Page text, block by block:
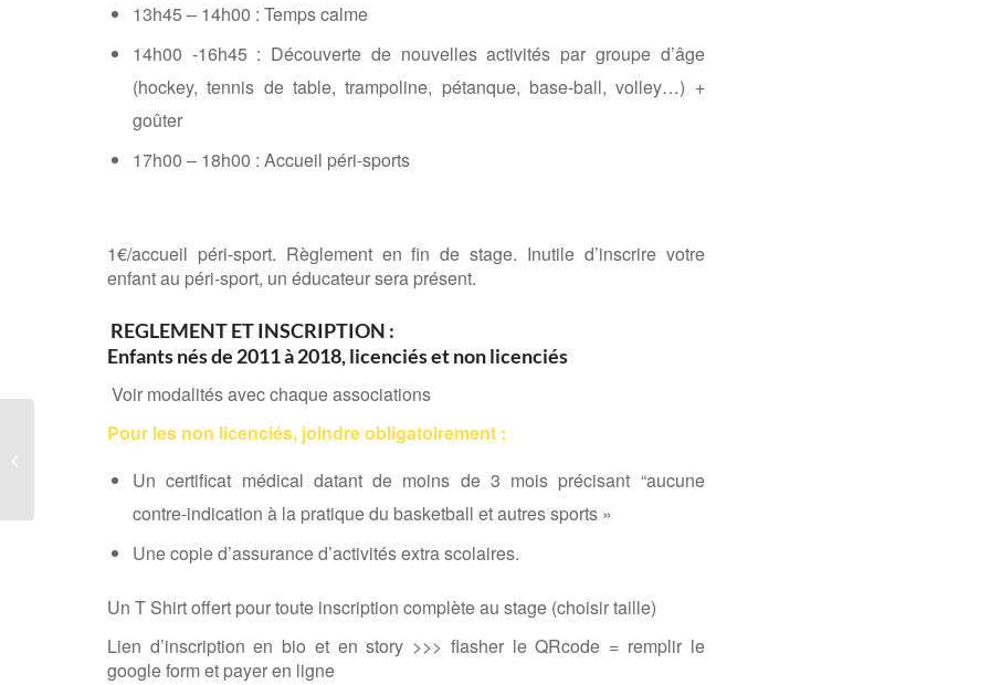
13h45 – 14h00 : Temps calme
14h00 -16h45 : Découverte de nouvelles activités par groupe d’âge
(hockey, tennis de table, trampoline, pétanque, base-ball, volley…) +
goûter
17h00 – 18h00 : Accueil péri-sports
1€/accueil péri-sport. Règlement en fin de stage. Inutile d’inscrire votre
enfant au péri-sport, un éducateur sera présent.
REGLEMENT ET INSCRIPTION :
Enfants nés de 2011 à 2018, licenciés et non licenciés
Voir modalités avec chaque associations
Pour les non licenciés, joindre obligatoirement :
Un certificat médical datant de moins de 3 mois précisant “aucune
contre-indication à la pratique du basketball et autres sports »
Une copie d’assurance d’activités extra scolaires.
Un T Shirt offert pour toute inscription complète au stage (choisir taille)
Lien d’inscription en bio et en story >>> flasher le QRcode = remplir le
google form et payer en ligne